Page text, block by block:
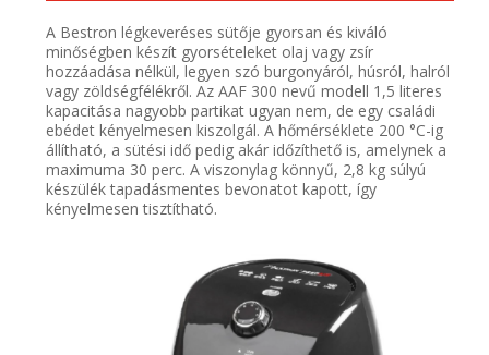
A Bestron légkeveréses sütője gyorsan és kiváló
minőségben készít gyorsételeket olaj vagy zsír
hozzáadása nélkül, legyen szó burgonyáról, húsról, halról
vagy zöldségfélékről. Az AAF 300 nevű modell 1,5 literes
kapacitása nagyobb partikat ugyan nem, de egy családi
ebédet kényelmesen kiszolgál. A hőmérséklete 200 °C-ig
állítható, a sütési idő pedig akár időzíthető is, amelynek a
maximuma 30 perc. A viszonylag könnyű, 2,8 kg súlyú
készülék tapadásmentes bevonatot kapott, így
kényelmesen tisztítható.